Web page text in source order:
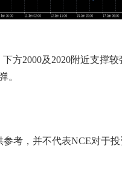
方2000及2020附近支撑
。
考，并不代表NCE对于